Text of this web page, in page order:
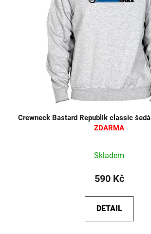
Crewneck Bastard Republik classic šedá
ZDARMA
hodnocení
produktu
5,0
z
Skladem
590 Kč
DETAIL